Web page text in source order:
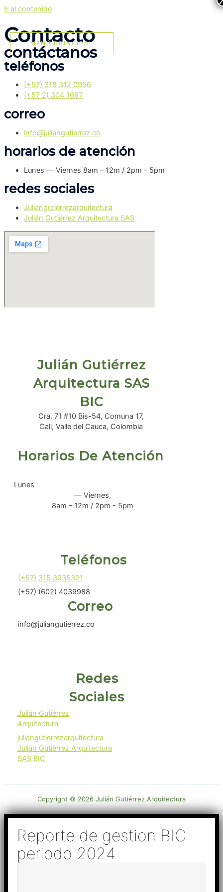
Ir al contenido
MENÚ PRINCIPAL
Contacto
contáctanos
teléfonos
(+57) 318 312 0956
(+57 2) 304 1697
correo
info@juliangutierrez.co
horarios de atención
Lunes — Viernes 8am – 12m / 2pm - 5pm
redes sociales
Juliangutierrezarquitectura
Julián Gutiérrez Arquitectura SAS
Julián Gutiérrez
Arquitectura SAS
BIC
Cra. 71 #10 Bis-54, Comuna 17,
Cali, Valle del Cauca, Colombia
Horarios De Atención
Lunes
— Viernes,
8am – 12m / 2pm - 5pm
Teléfonos
(+57) 315 3935321
(+57) (602) 4039988
Correo
info@juliangutierrez.co
Redes
Sociales
Julián Gutiérrez
Arquitectura
juliangutierrezarquitectura
Julián Gutiérrez Arquitectura
SAS BIC
Copyright © 2026 Julián Gutiérrez Arquitectura
Reporte de gestion BIC
periodo 2024